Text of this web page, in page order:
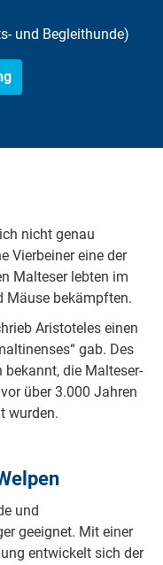
und Begleithunde)
nicht genau
Vierbeiner eine der
Malteser lebten im
Mäuse bekämpften.
Aristoteles einen
gab. Des
die Malteser-
über 3.000 Jahren
wurden.
und
geeignet. Mit einer
entwickelt sich der